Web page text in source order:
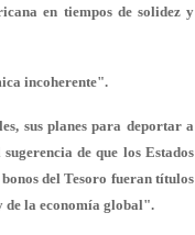
en tiempos de solidez y
incoherente".
sus planes para deportar a
de que los Estados
del Tesoro fueran títulos
de la economía global".